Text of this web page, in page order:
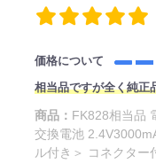
価格について
相当品ですが全く純正
商品： FK828相当品
交換電池
ル付き＞ コネクター